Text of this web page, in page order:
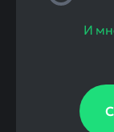
И